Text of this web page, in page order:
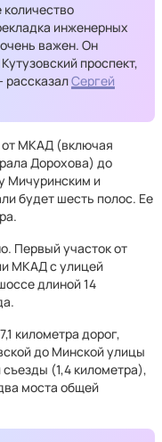
инженерных
важен. Он
проспект,
Сергей
от МКАД (включая
Дорохова) до
Мичуринским и
будет шесть полос. Ее
Первый участок от
МКАД с улицей
длиной 14
километра дорог,
до Минской улицы
(1,4 километра),
моста общей